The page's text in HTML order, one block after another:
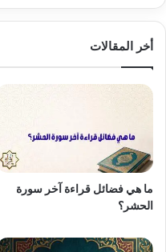
أخر المقالات
ما هي فضائل قراءة آخر سورة
الحشر؟